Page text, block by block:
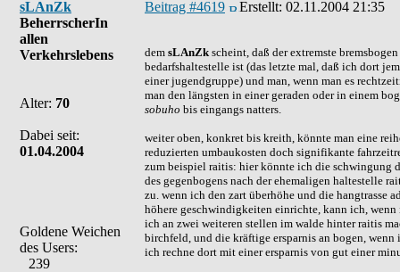
sLAnZk
BeherrscherIn
allen
Verkehrslebens
Alter: 70
Dabei seit:
01.04.2004
Goldene Weichen
des Users:
239
Beitrag #4619 Erstellt: 02.11.2004 21:35
dem sLAnZk scheint, daß der extremste
bedarfshaltestelle ist (das letzte mal, daß ich dort
einer jugendgruppe) und man, wenn man es
man den längsten in einer geraden oder in einem
sobuho bis eingangs natters.
weiter oben, konkret bis kreith, könnte man eine
reduzierten umbaukosten doch signifikante
zum beispiel raitis: hier könnte ich die schwingung
des gegenbogens nach der ehemaligen haltestelle
zu. wenn ich den zart überhöhe und die hangtrasse
höhere geschwindigkeiten einrichte, kann ich,
ich an zwei weiteren stellen im walde hinter raitis
birchfeld, und die kräftige ersparnis an bogen,
ich rechne dort mit einer ersparnis von gut einer